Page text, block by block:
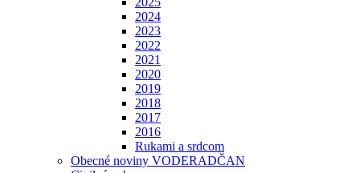
2024
2023
2022
2021
2020
2019
2018
2017
2016
Rukami a srdcom
Obecné noviny VODERADČAN